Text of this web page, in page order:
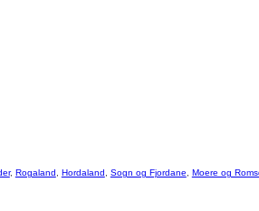
, Rogaland Hordaland Sogn og Fjordane Moere og